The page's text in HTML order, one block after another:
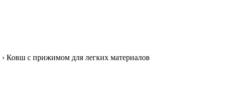
› Ковш с прижимом для легких материалов